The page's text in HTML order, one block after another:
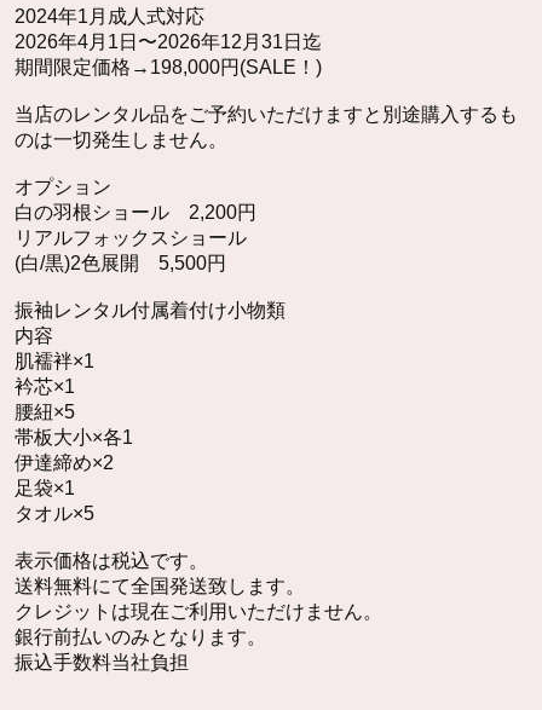
2024年1月成人式対応
2026年4月1日〜2026年12月31日迄
期間限定価格→198,000円(SALE！)
当店のレンタル品をご予約いただけますと別途購入するも
のは一切発生しません。
オプション
白の羽根ショール 2,200円
リアルフォックスショール
(白/黒)2色展開 5,500円
振袖レンタル付属着付け小物類
内容
肌襦袢×1
衿芯×1
腰紐×5
帯板大小×各1
伊達締め×2
足袋×1
タオル×5
表示価格は税込です。
送料無料にて全国発送致します。
クレジットは現在ご利用いただけません。
銀行前払いのみとなります。
振込手数料当社負担